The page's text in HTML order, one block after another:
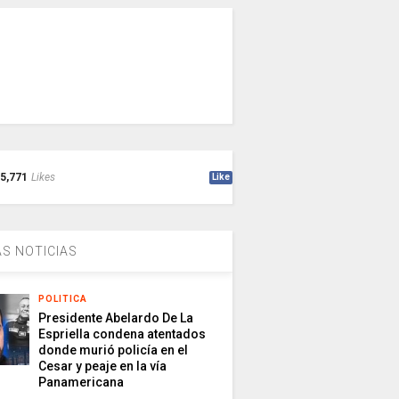
5,771 Likes Like
NOTICIAS
POLITICA
Presidente Abelardo De La
Espriella condena atentados
donde murió policía en el
Cesar y peaje en la vía
Panamericana